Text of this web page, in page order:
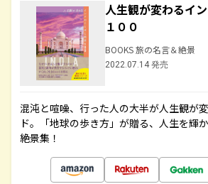
人生観が変わるイ
１００
BOOKS 旅の名言＆絶景
2022.07.14 発売
混沌と喧噪、行った人の大半が人生観が
ド。「地球の歩き方」が贈る、人生を輝
絶景集！